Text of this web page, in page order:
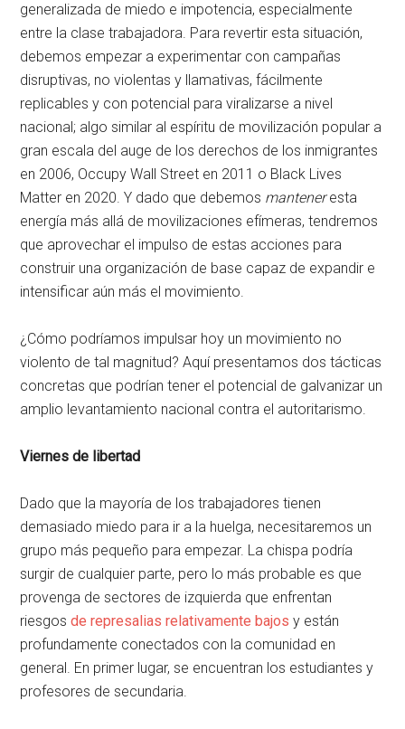
generalizada de miedo e impotencia, especialmente
entre la clase trabajadora. Para revertir esta situación,
debemos empezar a experimentar con campañas
disruptivas, no violentas y llamativas, fácilmente
replicables y con potencial para viralizarse a nivel
nacional; algo similar al espíritu de movilización popular a
gran escala del auge de los derechos de los inmigrantes
en 2006, Occupy Wall Street en 2011 o Black Lives
Matter en 2020. Y dado que debemos manteneresta
energía más allá de movilizaciones efímeras, tendremos
que aprovechar el impulso de estas acciones para
construir una organización de base capaz de expandir e
intensificar aún más el movimiento.
¿Cómo podríamos impulsar hoy un movimiento no
violento de tal magnitud? Aquí presentamos dos tácticas
concretas que podrían tener el potencial de galvanizar un
amplio levantamiento nacional contra el autoritarismo.
Viernes de libertad
Dado que la mayoría de los trabajadores tienen
demasiado miedo para ir a la huelga, necesitaremos un
grupo más pequeño para empezar. La chispa podría
surgir de cualquier parte, pero lo más probable es que
provenga de sectores de izquierda que enfrentan
riesgosde represalias relativamente bajos y están
profundamente conectados con la comunidad en
general. En primer lugar, se encuentran los estudiantes y
profesores de secundaria.